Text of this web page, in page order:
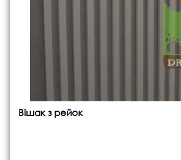
Вішак з рейок